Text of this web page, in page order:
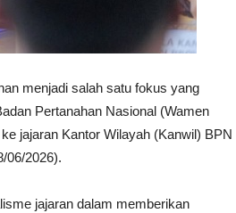
menjadi salah satu fokus yang
Pertanahan Nasional (Wamen
jajaran Kantor Wilayah (Kanwil) BPN
06/2026).
jajaran dalam memberikan